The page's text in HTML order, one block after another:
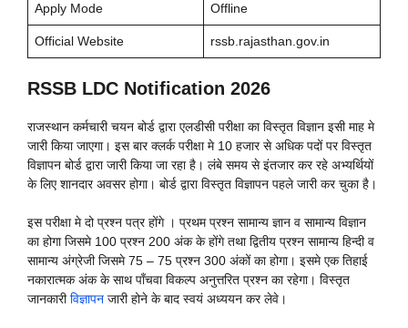
Apply Mode Offline
Official Website rssb.rajasthan.gov.in
RSSB LDC Notification 2026
राजस्थान कर्मचारी चयन बोर्ड द्वारा एलडीसी परीक्षा का विस्तृत विज्ञान इसी माह मे
जारी किया जाएगा। इस बार क्लर्क परीक्षा मे 10 हजार से अधिक पदों पर विस्तृत
विज्ञापन बोर्ड द्वारा जारी किया जा रहा है। लंबे समय से इंतजार कर रहे अभ्यर्थियों
के लिए शानदार अवसर होगा। बोर्ड द्वारा विस्तृत विज्ञापन पहले जारी कर चुका है।
इस परीक्षा मे दो प्रश्न पत्र होंगे । प्रथम प्रश्न सामान्य ज्ञान व सामान्य विज्ञान
का होगा जिसमे 100 प्रश्न 200 अंक के होंगे तथा द्वितीय प्रश्न सामान्य हिन्दी व
सामान्य अंग्रेजी जिसमे 75 – 75 प्रश्न 300 अंकों का होगा। इसमे एक तिहाई
नकारात्मक अंक के साथ पाँचवा विकल्प अनुत्तरित प्रश्न का रहेगा। विस्तृत
जानकारीविज्ञापन जारी होने के बाद स्वयं अध्ययन कर लेवे।